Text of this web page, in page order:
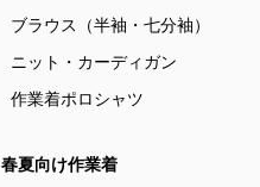
ブラウス（半袖・七分袖）
ニット・カーディガン
作業着ポロシャツ
春夏向け作業着